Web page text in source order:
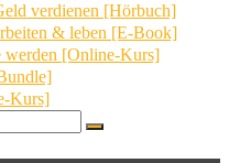
verdienen [Hörbuch]
& leben [E-Book]
werden [Online-Kurs]
Kurs]